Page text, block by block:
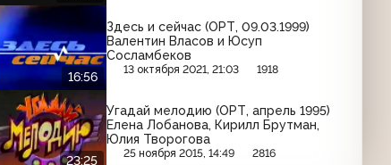
16:56
Здесь и сейчас (ОРТ, 09.03.1999)
Валентин Власов и Юсуп
Сосламбеков
13 октября 2021, 21:03 1918
23:25
Угадай мелодию (ОРТ, апрель 1995)
Елена Лобанова, Кирилл Брутман,
Юлия Творогова
25 ноября 2015, 14:49 2816